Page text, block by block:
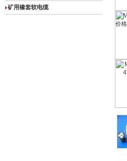
矿用橡套软电缆